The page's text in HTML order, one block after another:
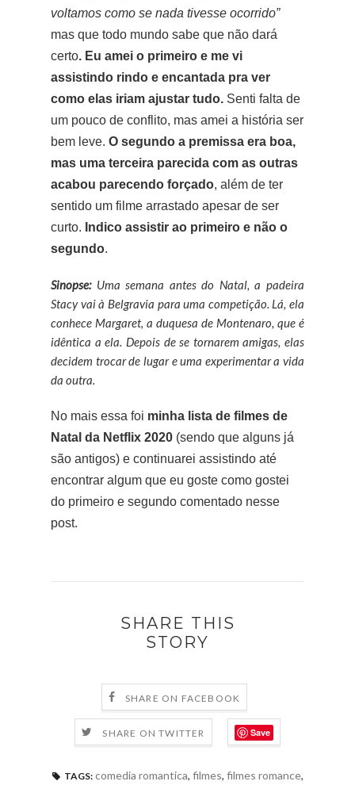
voltamos como se nada tivesse ocorrido”
mas que todo mundo sabe que não dará
certo. Eu amei o primeiro e me vi
assistindo rindo e encantada pra ver
como elas iriam ajustar tudo. Senti falta de
um pouco de conflito, mas amei a história ser
bem leve. O segundo a premissa era boa,
mas uma terceira parecida com as outras
acabou parecendo forçado, além de ter
sentido um filme arrastado apesar de ser
curto. Indico assistir ao primeiro e não o
segundo.
Sinopse:Uma semana antes do Natal, a padeira
Stacy vai à Belgravia para uma competição. Lá, ela
conhece Margaret, a duquesa de Montenaro, que é
idêntica a ela. Depois de se tornarem amigas, elas
decidem trocar de lugar e uma experimentar a vida
da outra.
No mais essa foi minha lista de filmes de
Natal da Netflix 2020 (sendo que alguns já
são antigos) e continuarei assistindo até
encontrar algum que eu goste como gostei
do primeiro e segundo comentado nesse
post.
SHARE THIS
STORY
SHARE ON FACEBOOK
SHARE ON TWITTER Save
TAGS: comedia romantica, filmes, filmes romance,